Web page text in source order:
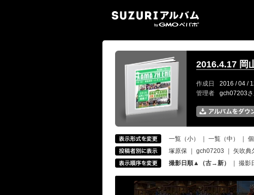
2016.4.17 岡
作成日 2016 / 04 /
管理者
gch07203さ
一覧（小） 一覧（中）
塚原保
gch07203 矢吹典
撮影日順▲（古→新）
撮影